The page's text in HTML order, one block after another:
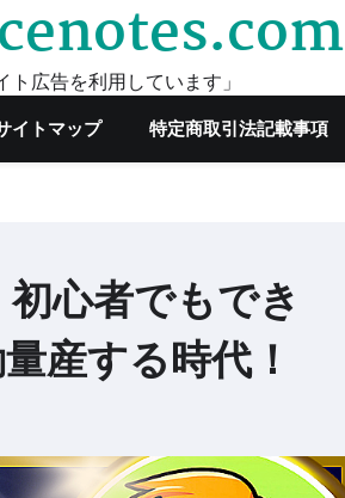
広告を利用しています」
イトマップ 特定商取引法記載事項
心者でもでき
産する時代！